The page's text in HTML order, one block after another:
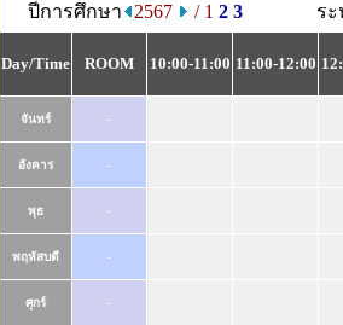
ปีการศึกษา 2567 / 1 2 3 ระ
Day/Time ROOM 10:00-11:00 11:00-12:00
จันทร์ -
อังคาร -
พุธ -
พฤหัสบดี -
ศุกร์ -